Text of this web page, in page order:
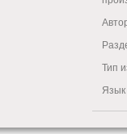
Тип
Язык